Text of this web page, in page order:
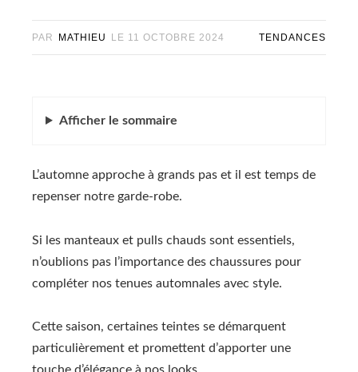
PAR MATHIEU LE 11 OCTOBRE 2024 TENDANCES
Afficher le sommaire
L’automne approche à grands pas et il est temps de
repenser notre garde-robe.
Si les manteaux et pulls chauds sont essentiels,
n’oublions pas l’importance des chaussures pour
compléter nos tenues automnales avec style.
Cette saison, certaines teintes se démarquent
particulièrement et promettent d’apporter une